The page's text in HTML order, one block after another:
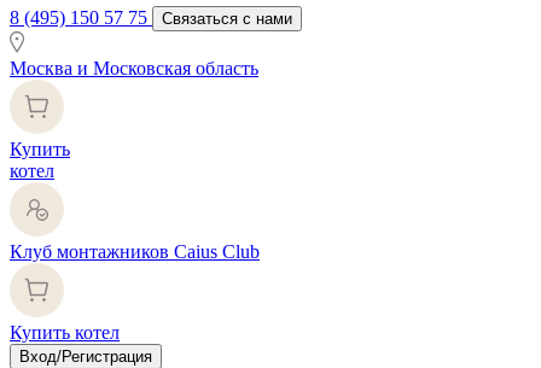
8 (495) 150 57 75 Связаться с нами
Москва и Московская область
Купить
котел
Клуб монтажников Caius Club
Купить котел
Вход/Регистрация